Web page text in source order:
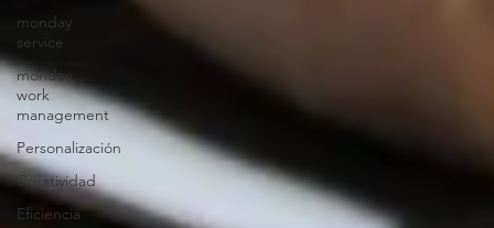
monday
service
monday
work
management
Personalización
Creatividad
Eficiencia